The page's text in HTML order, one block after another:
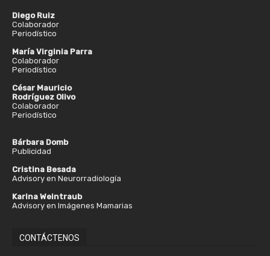
Diego Ruiz
Colaborador
Periodístico
María Virginia Parra
Colaborador
Periodístico
César Mauricio
Rodríguez Olivo
Colaborador
Periodístico
Bárbara Domb
Publicidad
Cristina Besada
Advisory en Neurorradiología
Karina Weintraub
Advisory en Imágenes Mamarias
CONTÁCTENOS